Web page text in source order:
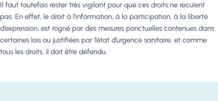
Il faut toutefois rester très vigilant pour que ces droits ne reculent
pas. En effet, le droit à l’information, à la participation, à la liberté
d’expression, est rogné par des mesures ponctuelles contenues dans
certaines lois ou justifiées par l’état d’urgence sanitaire, et comme
tous les droits, il doit être défendu.